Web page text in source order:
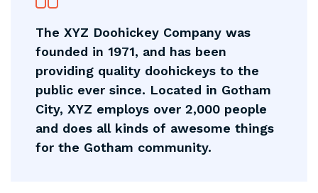
The XYZ Doohickey Company was
founded in 1971, and has been
providing quality doohickeys to the
public ever since. Located in Gotham
City, XYZ employs over 2,000 people
and does all kinds of awesome things
for the Gotham community.